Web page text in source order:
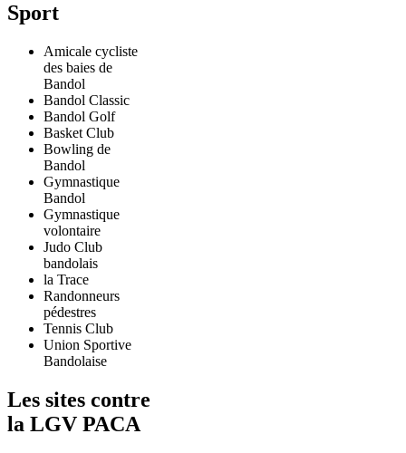
Sport
Amicale cycliste
des baies de
Bandol
Bandol Classic
Bandol Golf
Basket Club
Bowling de
Bandol
Gymnastique
Bandol
Gymnastique
volontaire
Judo Club
bandolais
la Trace
Randonneurs
pédestres
Tennis Club
Union Sportive
Bandolaise
Les sites contre
la LGV PACA